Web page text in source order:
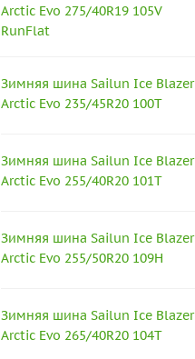
Arctic Evo 275/40R19 105V
RunFlat
Зимняя шина Sailun Ice Blazer
Arctic Evo 235/45R20 100T
Зимняя шина Sailun Ice Blazer
Arctic Evo 255/40R20 101T
Зимняя шина Sailun Ice Blazer
Arctic Evo 255/50R20 109H
Зимняя шина Sailun Ice Blazer
Arctic Evo 265/40R20 104T